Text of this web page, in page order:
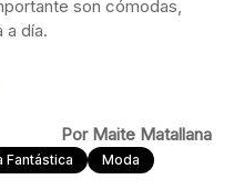
son cómodas,
a día.
Por Maite Matallana
Fantástica Moda